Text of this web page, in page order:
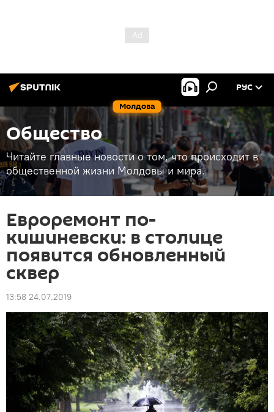
Молдова
РУС
Общество
Читайте главные новости о том, что происходит в
общественной жизни Молдовы и мира.
Евроремонт по-
кишиневски: в столице
появится обновленный
сквер
13:58 24.07.2019